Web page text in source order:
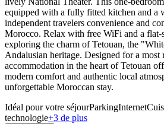
equipped with a fully fitted kitchen and a
independent travelers convenience and
Morocco. Relax with free WiFi and a flat-
exploring the charm of Tetouan, the
Andalusian heritage. Designed for a most
accommodation in the heart of Tetouan
modern comfort and authentic local
unforgettable Moroccan stay.
Idéal pour votre séjourParkingInternet
technologie+3 de plus